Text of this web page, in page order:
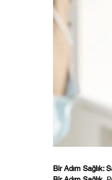
Bir Adım Sağlık: